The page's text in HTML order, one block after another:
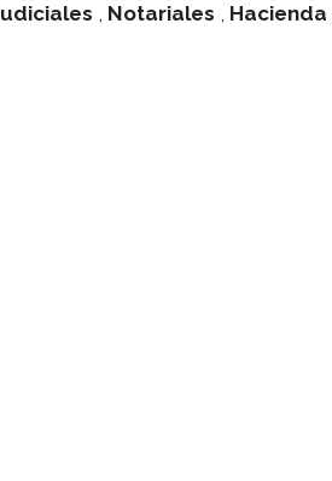
, Notariales , Hacienda